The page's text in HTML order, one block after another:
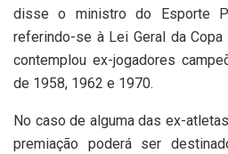
disse o ministro do Esporte
referindo-se à Lei Geral da
contemplou ex-jogadores
de 1958, 1962 e 1970.
No caso de alguma das ex-
premiação poderá ser